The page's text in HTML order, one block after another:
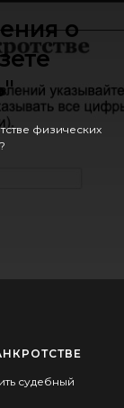
о
физических
судебный